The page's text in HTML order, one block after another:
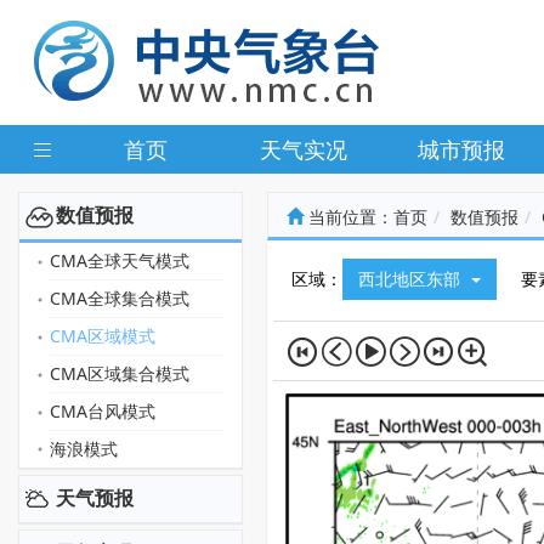
首页 天气实况 城市预报
数值预报
CMA全球天气模式
CMA全球集合模式
CMA区域模式
CMA区域集合模式
CMA台风模式
海浪模式
天气预报
当前位置： 首页 数值预报
区域： 西北地区东部 要